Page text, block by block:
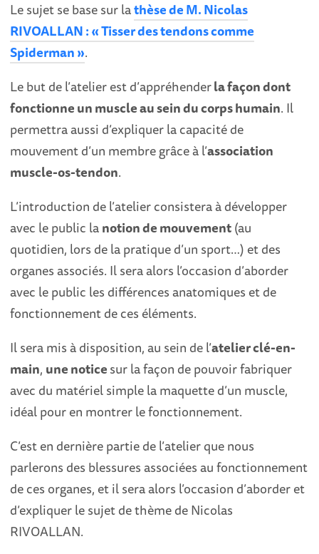
Le sujet se base sur lathèse de M. Nicolas
RIVOALLAN : « Tisser des tendons comme
Spiderman ».
Le but de l’atelier est d’appréhenderla façon dont
fonctionne un muscle au sein du corps humain. Il
permettra aussi d’expliquer la capacité de
mouvement d’un membre grâce à l’association
muscle-os-tendon.
L’introduction de l’atelier consistera à développer
avec le public lanotion de mouvement(au
quotidien, lors de la pratique d’un sport…) et des
organes associés. Il sera alors l’occasion d’aborder
avec le public les différences anatomiques et de
fonctionnement de ces éléments.
Il sera mis à disposition, au sein de l’atelier clé-en-
main, une noticesur la façon de pouvoir fabriquer
avec du matériel simple la maquette d’un muscle,
idéal pour en montrer le fonctionnement.
C’est en dernière partie de l’atelier que nous
parlerons des blessures associées au fonctionnement
de ces organes, et il sera alors l’occasion d’aborder et
d’expliquer le sujet de thème de Nicolas
RIVOALLAN.